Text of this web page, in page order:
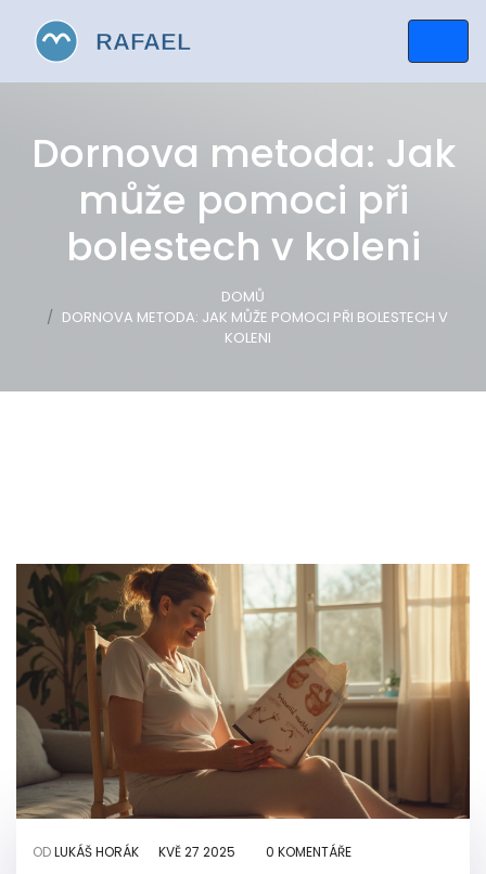
Dornova metoda: Jak
může pomoci při
bolestech v koleni
DOMŮ
DORNOVA METODA: JAK MŮŽE POMOCI PŘI BOLESTECH V
KOLENI
ODLUKÁŠ HORÁK KVĚ 27 2025 0 KOMENTÁŘE